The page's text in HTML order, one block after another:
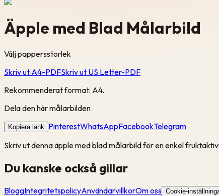
Äpple med Blad Målarbild
Välj pappersstorlek
Skriv ut A4-PDFSkriv ut US Letter-PDF
Rekommenderat format: A4.
Dela den här målarbilden
Kopiera länk PinterestWhatsAppFacebookTelegram
Skriv ut denna äpple med blad målarbild för en enkel
Du kanske också gillar
BloggIntegritetspolicyAnvändarvillkorOm oss Cookie-